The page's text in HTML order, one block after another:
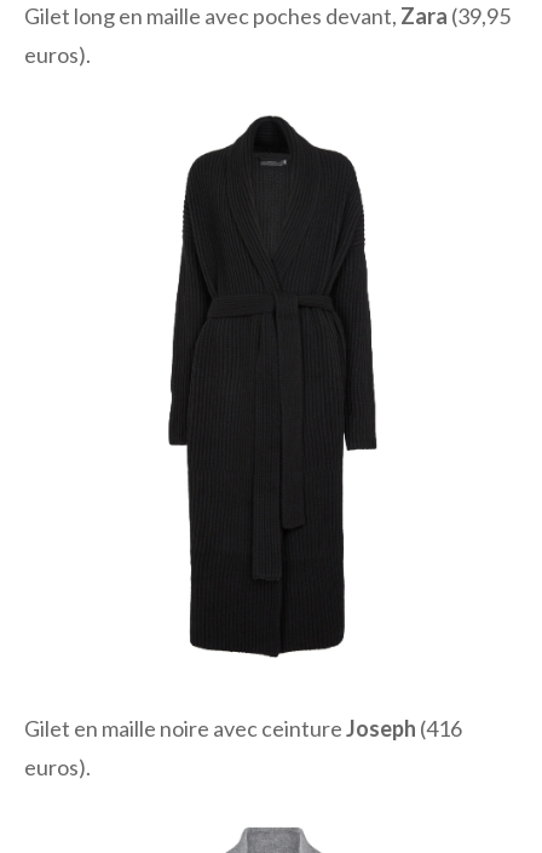
Gilet long en maille avec poches devant, Zara (39,95
euros).
Gilet en maille noire avec ceintureJoseph (416
euros).